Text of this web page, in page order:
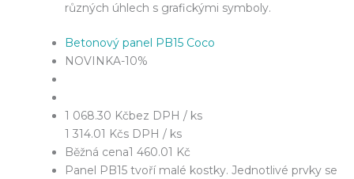
různých úhlech s grafickými symboly.
Betonový panel PB15 Coco
NOVINKA-10%
1 068.30 Kčbez DPH / ks
1 314.01 Kčs DPH / ks
Běžná cena1 460.01 Kč
Panel PB15 tvoří malé kostky. Jednotlivé prvky se